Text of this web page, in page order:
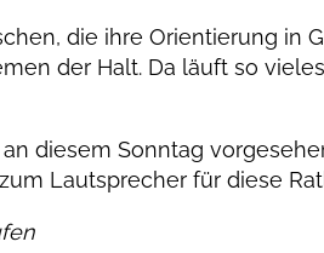
die ihre Orientierung in
der Halt. Da läuft so
diesem Sonntag
Lautsprecher für diese